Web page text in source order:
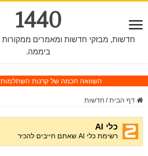
1440
ביממה.
השוואה חכמה של קרנות השתלמות
דף הבית / חדשות